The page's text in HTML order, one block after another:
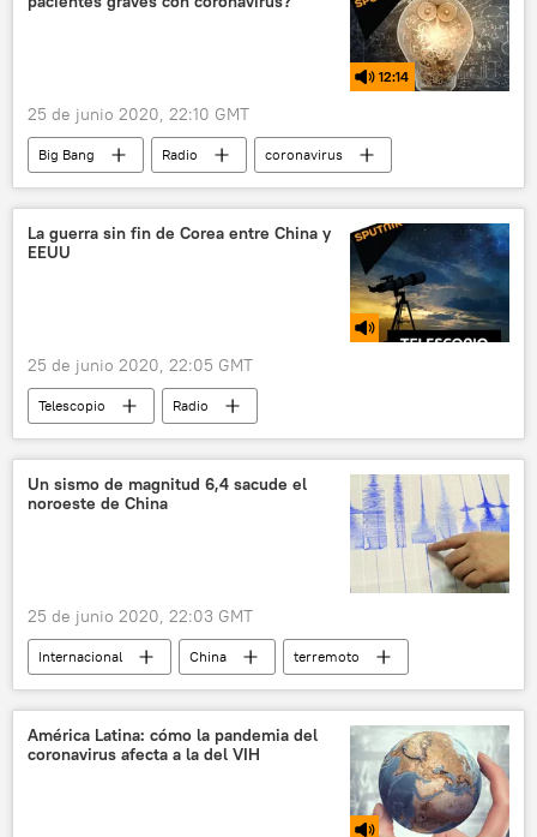
12:14
25 de junio 2020, 22:10 GMT
Big Bang Radio
coronavirus
pandemia de coronavirus
COVID-19
tratamiento
La guerra sin fin de Corea entre China y
EEUU
25 de junio 2020, 22:05 GMT
Telescopio
Radio
Guerra de Corea (1950-1953)
península de Corea
Corea del Sur
Corea del Norte
Un sismo de magnitud 6,4 sacude el
noroeste de China
25 de junio 2020, 22:03 GMT
Internacional China
terremoto
🌏 Asia
noticias
América Latina: cómo la pandemia del
coronavirus afecta a la del VIH